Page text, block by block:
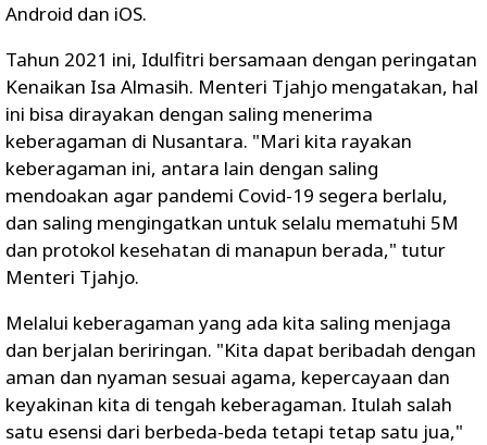
Android dan iOS.
Tahun 2021 ini, Idulfitri bersamaan dengan peringatan
Kenaikan Isa Almasih. Menteri Tjahjo mengatakan, hal
ini bisa dirayakan dengan saling menerima
keberagaman di Nusantara. "Mari kita rayakan
keberagaman ini, antara lain dengan saling
mendoakan agar pandemi Covid-19 segera berlalu,
dan saling mengingatkan untuk selalu mematuhi 5M
dan protokol kesehatan di manapun berada," tutur
Menteri Tjahjo.
Melalui keberagaman yang ada kita saling menjaga
dan berjalan beriringan. "Kita dapat beribadah dengan
aman dan nyaman sesuai agama, kepercayaan dan
keyakinan kita di tengah keberagaman. Itulah salah
satu esensi dari berbeda-beda tetapi tetap satu jua,"